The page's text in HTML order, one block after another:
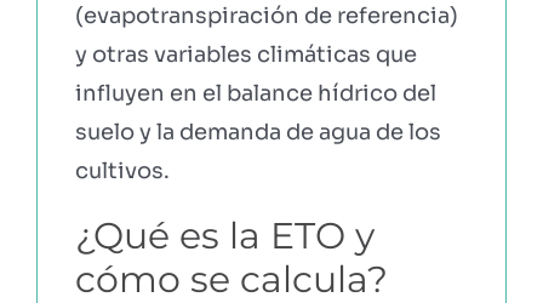
(evapotranspiración de referencia)
y otras variables climáticas que
influyen en el balance hídrico del
suelo y la demanda de agua de los
cultivos.
¿Qué es la ETO y
cómo se calcula?